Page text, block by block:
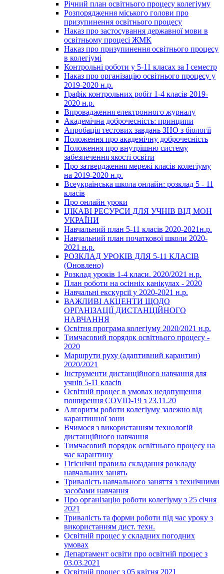
Річний план освітнього процесу колегіуму
Розпорядження міського голови про
призупинення освітнього процесу
Наказ про застосування державної мови в
освітньому процесі ЖМК
Наказ про призупинення освітнього процесу
в колегіумі
Контрольні роботи у 5-11 класах за І семестр
Наказ про організацію освітнього процесу у
2019-2020 н.р.
Графік контрольних робіт 1-4 класів 2019-
2020 н.р.
Впровадження електронного журналу
Академічна доброчесність: принципи
Апробація тестових завдань ЗНО з біології
Положення про академічну доброчесність
Положення про внутрішню систему
забезпечення якості освіти
Про затвердження мережі класів колегіуму
на 2019-2020 н.р.
Всеукраїнська школа онлайн: розклад 5 - 11
класів
Про онлайн уроки
ЦІКАВІ РЕСУРСИ ДЛЯ УЧНІВ ВІД МОН
УКРАЇНИ
Навчальний план 5-11 класів 2020-2021н.р.
Навчальний план початкової школи 2020-
2021 н.р.
РОЗКЛАД УРОКІВ ДЛЯ 5-11 КЛАСІВ
(Оновлено)
Розклад уроків 1-4 класи. 2020/2021 н.р.
План роботи на осінніх канікулах - 2020
Навчальні екскурсії у 2020-2021 н.р.
ВАЖЛИВІ АКЦЕНТИ ЩОДО
ОРГАНІЗАЦІЇ ДИСТАНЦІЙНОГО
НАВЧАННЯ
Освітня програма колегіуму 2020/2021 н.р.
Тимчасовий порядок освітнього процесу -
2020
Маршрути руху (адаптивний карантин)
2020/2021
Інструменти дистанційного навчання для
учнів 5-11 класів
Освітній процес в умовах недопущення
поширення COVID-19 з 23.11.20
Алгоритм роботи колегіуму залежно від
карантинної зони
Вчимося з використанням технологій
дистанційного навчання
Тимчасовий порядок освітнього процесу на
час карантину
Гігієнічні правила складання розкладу
навчальних занять
Тривалість навчального заняття з технічними
засобами навчання
Про організацію роботи колегіуму з 25 січня
2021
Тривалість та форми роботи під час уроку з
використанням дист. техн.
Освітній процес у складних погодних
умовах
Департамент освіти про освітній процес з
03.03.2021
Освітній процес з 05 квітня 2021